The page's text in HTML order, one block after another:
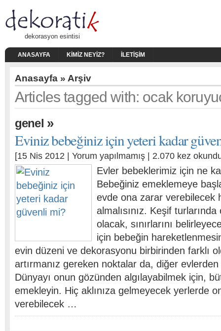
dekorasyon esintisi
ANASAYFA KIMIZ NEYIZ? İLETIŞIM
Anasayfa » Arşiv
Articles tagged with: ocak
genel »
Eviniz bebeğiniz için yeteri kadar
[15 Nis 2012 | Yorum yapılmamış | 2.070 kez
Evler bebeklerimiz için ne
Bebeğiniz emeklemeye
evde ona zarar verebilecek
almalısınız. Keşif turlarında
olacak, sınırlarını
için bebeğin
evin düzeni ve dekorasyonu birbirinden farklı
artırmanız gereken noktalar da, diğer evlerden
Dünyayı onun gözünden algılayabilmek için,
emekleyin. Hiç aklınıza gelmeyecek yerlerde
verebilecek …